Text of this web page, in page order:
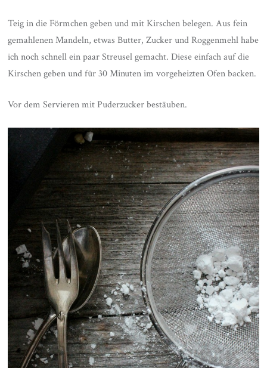
Teig in die Förmchen geben und mit Kirschen belegen. Aus fein
gemahlenen Mandeln, etwas Butter, Zucker und Roggenmehl habe
ich noch schnell ein paar Streusel gemacht. Diese einfach auf die
Kirschen geben und für 30 Minuten im vorgeheizten Ofen backen.
Vor dem Servieren mit Puderzucker bestäuben.